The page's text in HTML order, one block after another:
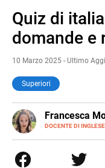
Quiz di
domande e
10 Marzo 2025 - Ultimo
Superiori
Francesca
DOCENTE DI
LINKEDIN
INSTAGRAM
secondaria di